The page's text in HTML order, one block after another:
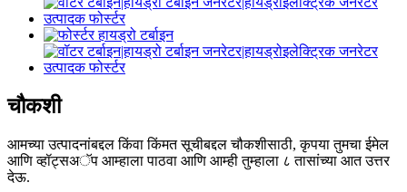
चौकशी
आमच्या उत्पादनांबद्दल किंवा किंमत सूचीबद्दल चौकशीसाठी, कृपया तुमचा ईमेल
आणि व्हॉट्सअॅप आम्हाला पाठवा आणि आम्ही तुम्हाला ८ तासांच्या आत उत्तर
देऊ.